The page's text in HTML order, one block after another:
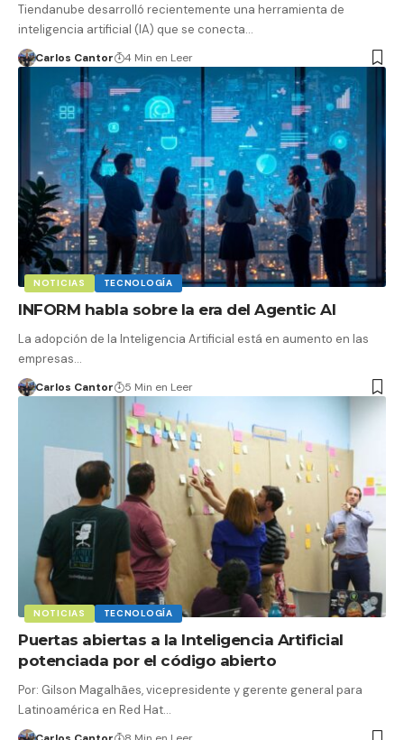
Tiendanube desarrolló recientemente una herramienta de
inteligencia artificial (IA) que se conecta…
Carlos Cantor 4 Min en Leer
NOTICIAS TECNOLOGÍA
INFORM habla sobre la era del Agentic AI
La adopción de la Inteligencia Artificial está en aumento en las
empresas…
Carlos Cantor 5 Min en Leer
NOTICIAS TECNOLOGÍA
Puertas abiertas a la Inteligencia Artificial
potenciada por el código abierto
Por: Gilson Magalhães, vicepresidente y gerente general para
Latinoamérica en Red Hat…